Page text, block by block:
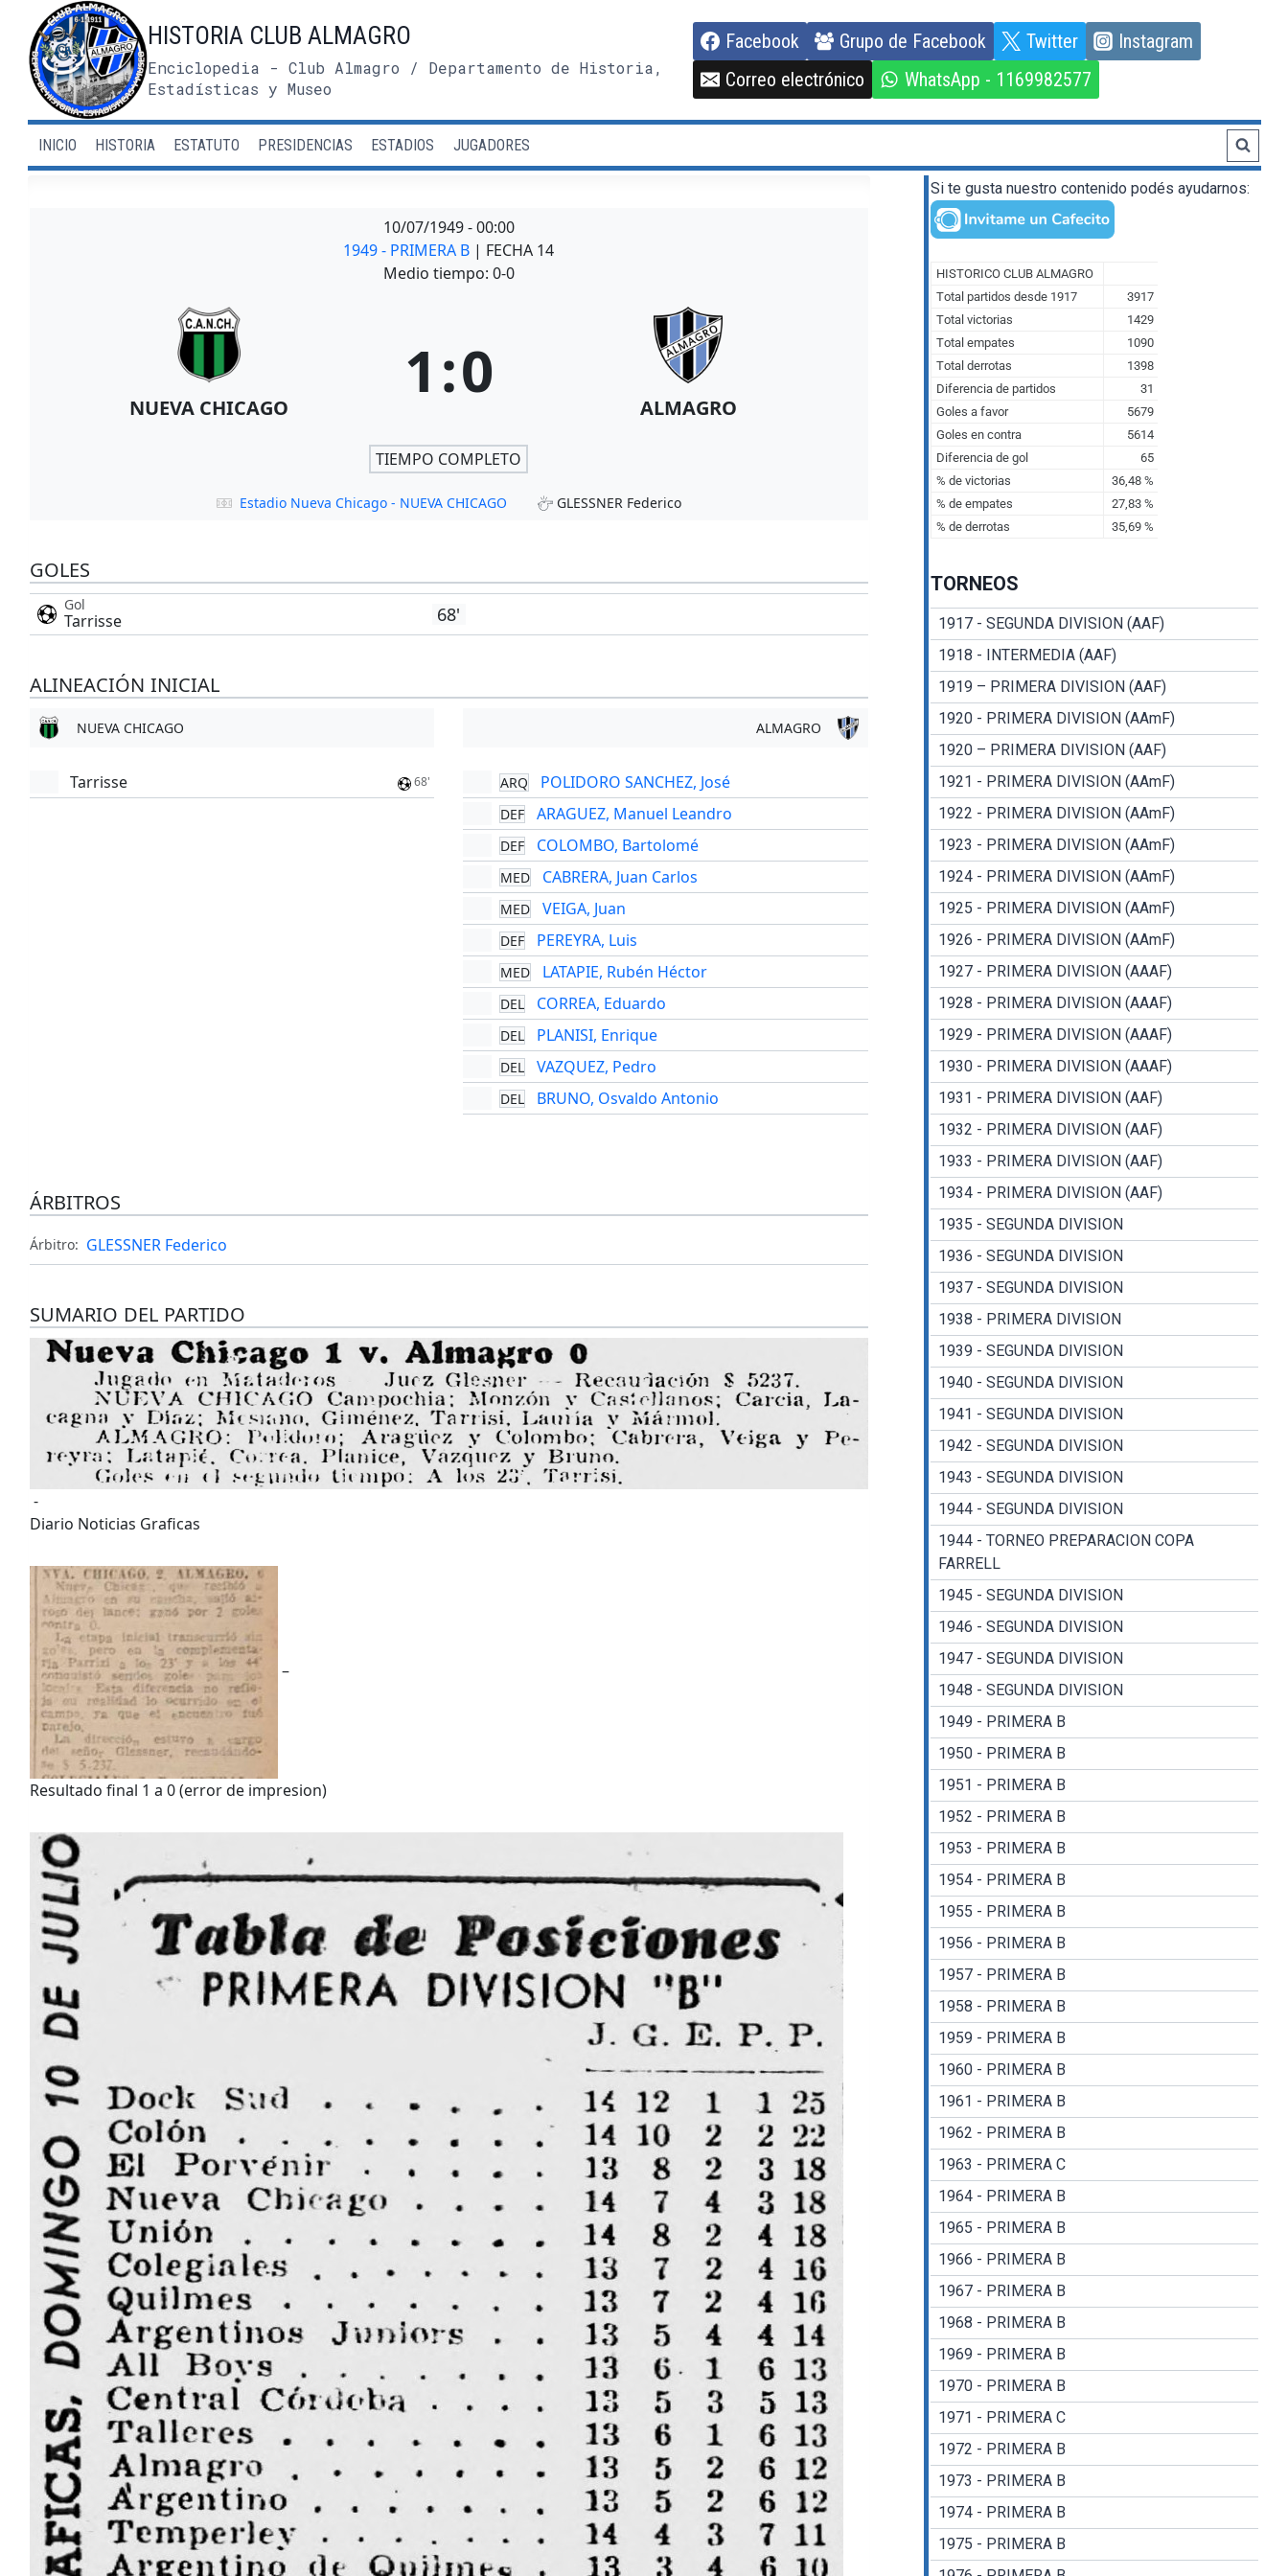
contenido
HISTORIA CLUB ALMAGRO
Enciclopedia - Club Almagro / Departamento de Historia,
Estadísticas y Museo
Facebook Grupo de Facebook Twitter
Instagram
Correo electrónico
WhatsApp - 1169982577
INICIO HISTORIA ESTATUTO PRESIDENCIAS ESTADIOS JUGADORES
10/07/1949-00:00
1949 - PRIMERA B | FECHA 14
Medio tiempo: 0-0
NUEVA CHICAGO 1:0 ALMAGRO
TIEMPO COMPLETO
Estadio Nueva Chicago - NUEVA CHICAGO GLESSNER Federico
GOLES
Gol
Tarrisse 68'
ALINEACIÓN INICIAL
NUEVA CHICAGO
Tarrisse 68'
ALMAGRO
ARQ POLIDORO SANCHEZ, José
DEF ARAGUEZ, Manuel Leandro
DEF COLOMBO, Bartolomé
MED CABRERA, Juan Carlos
MED VEIGA, Juan
DEF PEREYRA, Luis
MED LATAPIE, Rubén Héctor
DEL CORREA, Eduardo
DEL PLANISI, Enrique
DEL VAZQUEZ, Pedro
DEL BRUNO, Osvaldo Antonio
ÁRBITROS
Árbitro: GLESSNER Federico
SUMARIO DEL PARTIDO
-
Diario Noticias Graficas
–
Resultado final 1 a 0 (error de impresion)
Si te gusta nuestro contenido podés ayudarnos:
TORNEOS
1917 - SEGUNDA DIVISION (AAF)
1918 - INTERMEDIA (AAF)
1919 – PRIMERA DIVISION (AAF)
1920 - PRIMERA DIVISION (AAmF)
1920 – PRIMERA DIVISION (AAF)
1921 - PRIMERA DIVISION (AAmF)
1922 - PRIMERA DIVISION (AAmF)
1923 - PRIMERA DIVISION (AAmF)
1924 - PRIMERA DIVISION (AAmF)
1925 - PRIMERA DIVISION (AAmF)
1926 - PRIMERA DIVISION (AAmF)
1927 - PRIMERA DIVISION (AAAF)
1928 - PRIMERA DIVISION (AAAF)
1929 - PRIMERA DIVISION (AAAF)
1930 - PRIMERA DIVISION (AAAF)
1931 - PRIMERA DIVISION (AAF)
1932 - PRIMERA DIVISION (AAF)
1933 - PRIMERA DIVISION (AAF)
1934 - PRIMERA DIVISION (AAF)
1935 - SEGUNDA DIVISION
1936 - SEGUNDA DIVISION
1937 - SEGUNDA DIVISION
1938 - PRIMERA DIVISION
1939 - SEGUNDA DIVISION
1940 - SEGUNDA DIVISION
1941 - SEGUNDA DIVISION
1942 - SEGUNDA DIVISION
1943 - SEGUNDA DIVISION
1944 - SEGUNDA DIVISION
1944 - TORNEO PREPARACION COPA
FARRELL
1945 - SEGUNDA DIVISION
1946 - SEGUNDA DIVISION
1947 - SEGUNDA DIVISION
1948 - SEGUNDA DIVISION
1949 - PRIMERA B
1950 - PRIMERA B
1951 - PRIMERA B
1952 - PRIMERA B
1953 - PRIMERA B
1954 - PRIMERA B
1955 - PRIMERA B
1956 - PRIMERA B
1957 - PRIMERA B
1958 - PRIMERA B
1959 - PRIMERA B
1960 - PRIMERA B
1961 - PRIMERA B
1962 - PRIMERA B
1963 - PRIMERA C
1964 - PRIMERA B
1965 - PRIMERA B
1966 - PRIMERA B
1967 - PRIMERA B
1968 - PRIMERA B
1969 - PRIMERA B
1970 - PRIMERA B
1971 - PRIMERA C
1972 - PRIMERA B
1973 - PRIMERA B
1974 - PRIMERA B
1975 - PRIMERA B